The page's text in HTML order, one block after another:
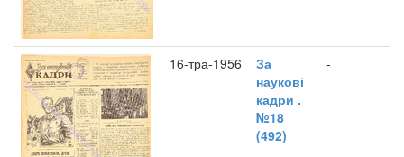
16-тра-1956
За
наукові
кадри .
№18
(492)
-